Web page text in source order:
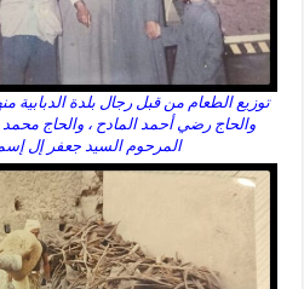
توزيع الطعام من قبل رجال بلدة الدبابية
والحاج رضي أحمد المادح ، والحاج
المرحوم السيد جعفر إل